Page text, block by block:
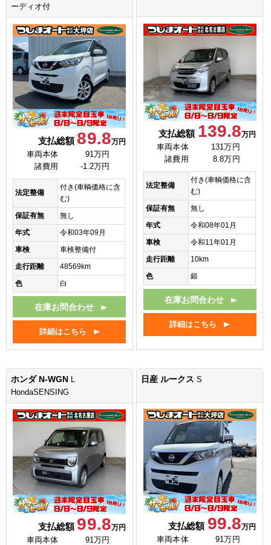
ーディオ付
支払総額 89.8万円
車両本体
91万円
諸費用
-1.2万円
法定整備
付き(車輌価格に含
む)
保証有無
無し
年式
令和03年09月
車検
車検整備付
走行距離
48569km
色
白
在庫お問合わせ
詳細はこちら
支払総額 139.8万円
車両本体
131万円
諸費用
8.8万円
法定整備
付き(車輌価格に含
む)
保証有無
無し
年式
令和08年01月
車検
令和11年01月
走行距離
10km
色
銀
在庫お問合わせ
詳細はこちら
ホンダ N-WGN L
HondaSENSING
支払総額 99.8万円
車両本体
91万円
日産 ルークスS
支払総額 99.8万円
車両本体
91万円